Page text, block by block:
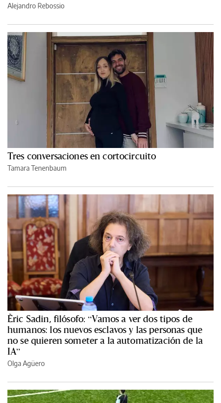
Alejandro Rebossio
Tres conversaciones en cortocircuito
Tamara Tenenbaum
Èric Sadin, filósofo: “Vamos a ver dos tipos de
humanos: los nuevos esclavos y las personas que
no se quieren someter a la automatización de la
IA”
Olga Agüero